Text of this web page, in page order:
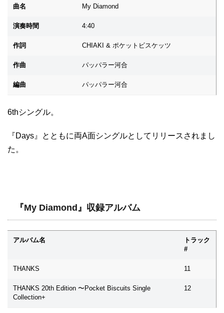
曲名 My Diamond
演奏時間 4:40
作詞 CHIAKI & ポケットビスケッツ
作曲 パッパラー河合
編曲 パッパラー河合
6thシングル。
『Days』とともに両A面シングルとしてリリースされまし
た。
『My Diamond』収録アルバム
アルバム名
トラック
#
THANKS 11
THANKS 20th Edition 〜Pocket Biscuits Single
Collection+
12